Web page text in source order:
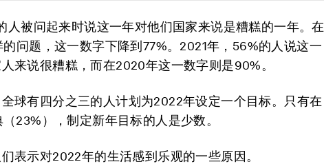
人被问起来时说这一年对他们国家来说是糟糕的一年。在
问题，这一数字下降到77%。2021年，56%的人说这一
来说很糟糕，而在2020年这一数字则是90%。
球有四分之三的人计划为2022年设定一个目标。只有在
23%），制定新年目标的人是少数。
表示对2022年的生活感到乐观的一些原因。